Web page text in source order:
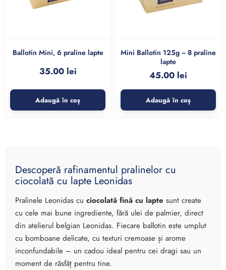
Ballotin Mini, 6 praline lapte
35.00 lei
Adaugă în coș
Mini Ballotin 125g ~ 8 praline
lapte
45.00 lei
Adaugă în coș
Descoperă rafinamentul pralinelor cu
ciocolată cu lapte Leonidas
Pralinele Leonidas cu ciocolată fină cu lapte sunt create
cu cele mai bune ingrediente, fără ulei de palmier, direct
din atelierul belgian Leonidas. Fiecare ballotin este umplut
cu bomboane delicate, cu texturi cremoase și arome
inconfundabile – un cadou ideal pentru cei dragi sau un
moment de răsfăț pentru tine.